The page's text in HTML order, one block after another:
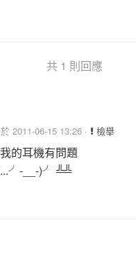
共 1 則回應
2011-06-15 13:26 · 檢舉
的耳機有問題
...╯-__-)╯ ╩╩